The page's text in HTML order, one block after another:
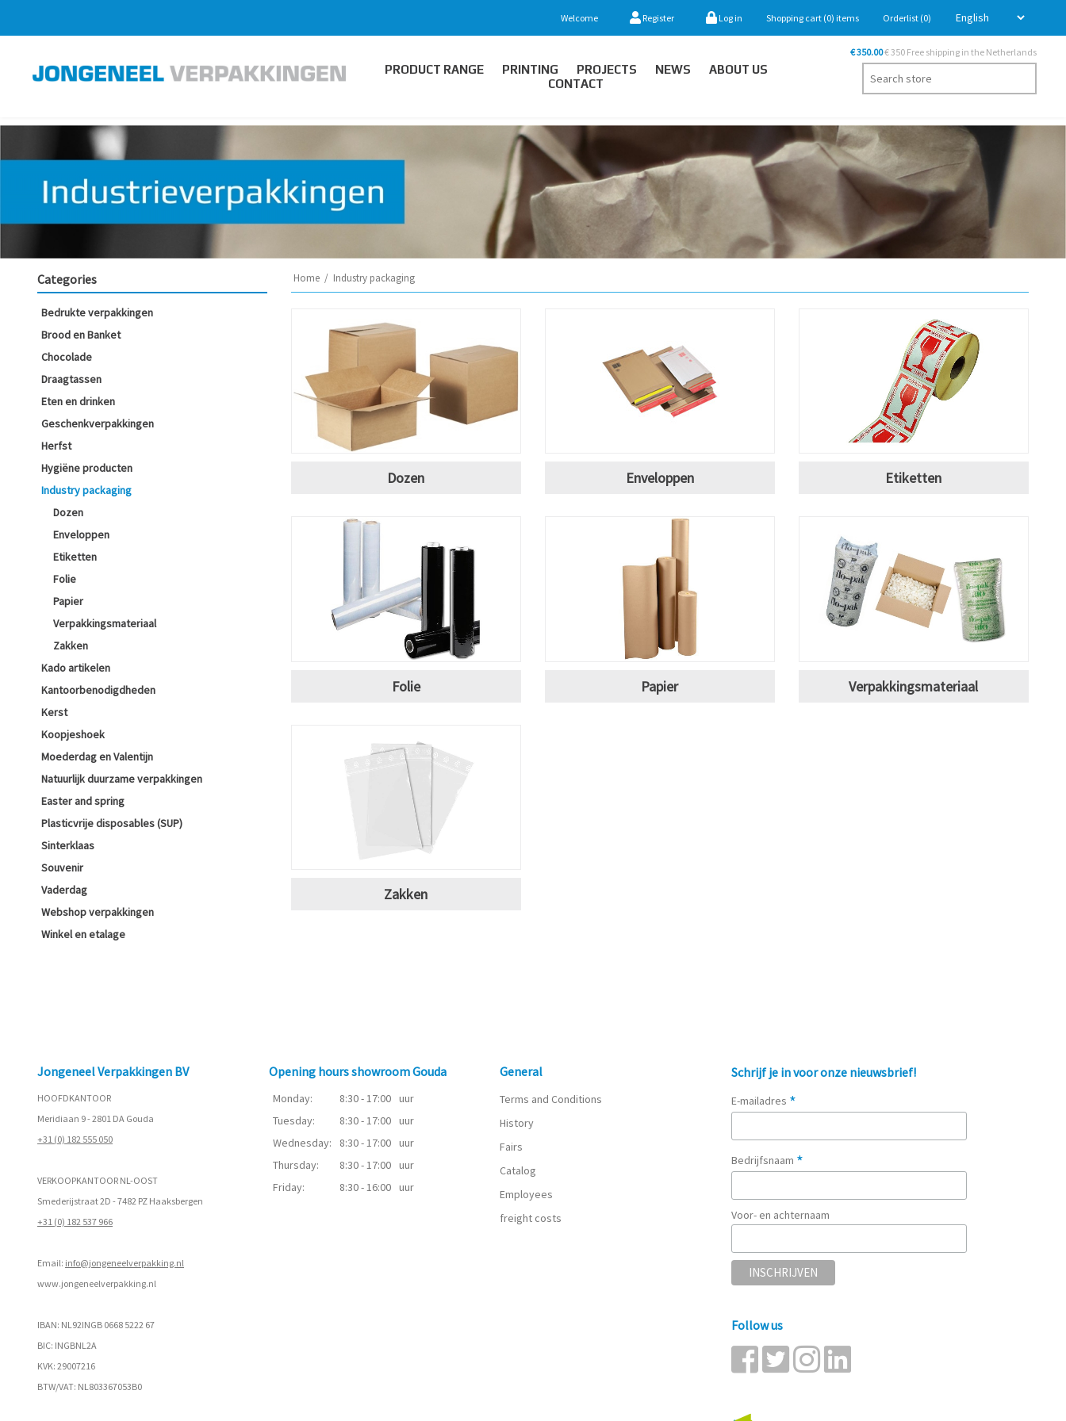
Welcome Register Log in Shopping cart (0) items Orderlist (0)
PRODUCT RANGE PRINTING PROJECTS NEWS
ABOUT US
CONTACT
€ 350.00€ 350 Free shipping in the Netherlands
Categories
Bedrukte verpakkingen
Brood en Banket
Chocolade
Draagtassen
Eten en drinken
Geschenkverpakkingen
Herfst
Hygiëne producten
Industry packaging
Dozen
Enveloppen
Etiketten
Folie
Papier
Verpakkingsmateriaal
Zakken
Kado artikelen
Kantoorbenodigdheden
Kerst
Koopjeshoek
Moederdag en Valentijn
Natuurlijk duurzame verpakkingen
Easter and spring
Plasticvrije disposables (SUP)
Sinterklaas
Souvenir
Vaderdag
Webshop verpakkingen
Winkel en etalage
Home / Industry packaging
Dozen Enveloppen Etiketten
Folie Papier Verpakkingsmateriaal
Zakken
Jongeneel Verpakkingen BV
HOOFDKANTOOR
Meridiaan 9 - 2801 DA Gouda
+31 (0) 182 555 050
VERKOOPKANTOOR NL-OOST
Smederijstraat 2D - 7482 PZ Haaksbergen
+31 (0) 182 537 966
Email: info@jongeneelverpakking.nl
www.jongeneelverpakking.nl
IBAN: NL92INGB 0668 5222 67
BIC: INGBNL2A
KVK: 29007216
BTW/VAT: NL803367053B0
Opening hours showroom Gouda
Monday: 8:30 - 17:00 uur
Tuesday:
8:30 - 17:00 uur
Wednesday:
8:30 - 17:00 uur
Thursday:
8:30 - 17:00 uur
Friday:
8:30 - 16:00 uur
General
Terms and Conditions
History
Fairs
Catalog
Employees
freight costs
Schrijf je in voor onze nieuwsbrief!
E-mailadres *
Bedrijfsnaam *
Voor- en achternaam
Follow us